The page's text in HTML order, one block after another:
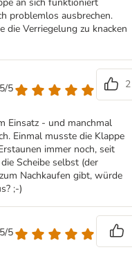
problemlos ausbrechen.
Verriegelung zu knacken
5
2
Einsatz - und manchmal
Einmal musste die Klappe
immer noch, seit
Scheibe selbst (der
Nachkaufen gibt, würde
;-)
5